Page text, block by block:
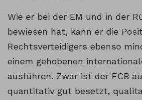
Wie er bei der EM und in der
bewiesen hat, kann er die
Rechtsverteidigers ebenso
einem gehobenen
ausführen. Zwar ist der FCB
quantitativ gut besetzt,